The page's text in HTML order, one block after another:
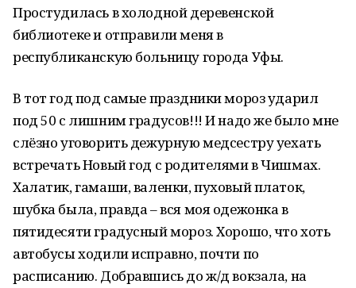
Простудилась в холодной деревенской
библиотеке и отправили меня в
республиканскую больницу города Уфы.
В тот год под самые праздники мороз ударил
под 50 с лишним градусов!!! И надо же было мне
слёзно уговорить дежурную медсестру уехать
встречать Новый год с родителями в Чишмах.
Халатик, гамаши, валенки, пуховый платок,
шубка была, правда – вся моя одежонка в
пятидесяти градусный мороз. Хорошо, что хоть
автобусы ходили исправно, почти по
расписанию. Добравшись до ж/д вокзала, на